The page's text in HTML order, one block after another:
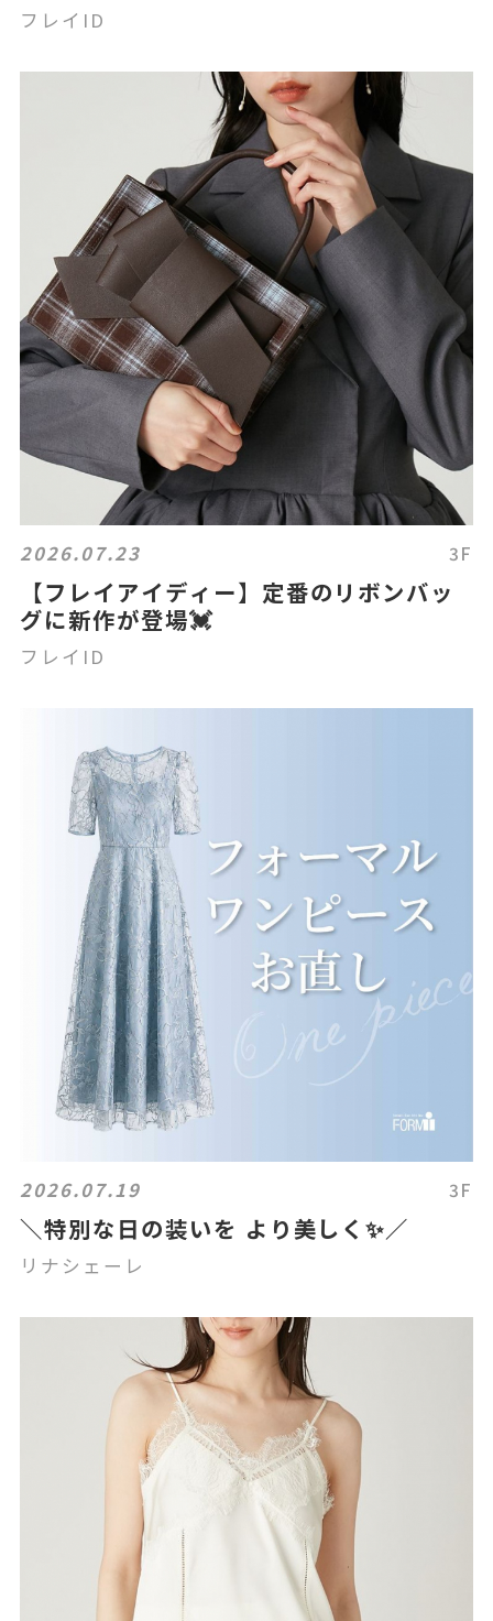
フレイID
2026.07.23 3F
【フレイアイディー】定番のリボンバッ
グに新作が登場💓
フレイID
2026.07.19 3F
＼特別な日の装いを より美しく✨／
リナシェーレ